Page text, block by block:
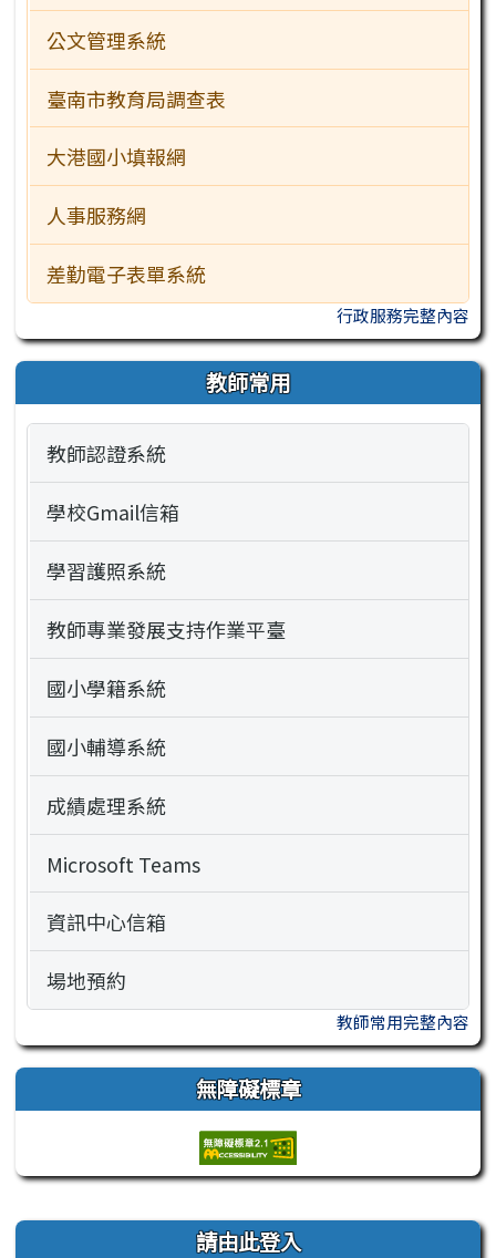
公文管理系統
臺南市教育局調查表
大港國小填報網
人事服務網
差勤電子表單系統
行政服務完整內容
教師常用
教師認證系統
學校Gmail信箱
學習護照系統
教師專業發展支持作業平臺
國小學籍系統
國小輔導系統
成績處理系統
Microsoft Teams
資訊中心信箱
場地預約
教師常用完整內容
無障礙標章
右邊區域內容 請由此登入